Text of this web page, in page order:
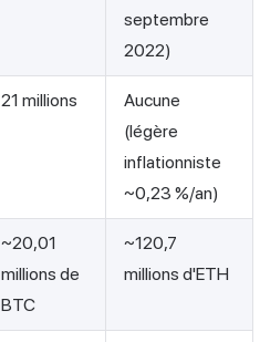
septembre
2022)
21 millions
Aucune
(légère
inflationniste
~0,23 %/an)
~20,01
millions de
BTC
~120,7
millions d'ETH